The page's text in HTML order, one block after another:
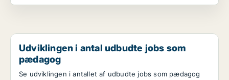
Udviklingen i antal udbudte jobs som
pædagog
Se udviklingen i antallet af udbudte jobs som pædagog